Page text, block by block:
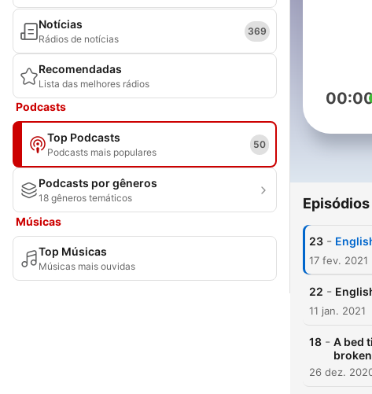
Notícias
Rádios de notícias
369
Recomendadas
Lista das melhores rádios
Podcasts
Top Podcasts
Podcasts mais populares
50
Podcasts por gêneros
18 gêneros temáticos
Músicas
Top Músicas
Músicas mais ouvidas
Episódios
23 -
17 fev. 2021
22 -
11 jan. 2021
18 - A bed
26 dez.